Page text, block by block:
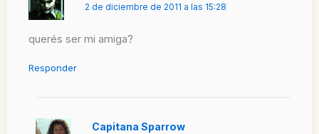
2 de diciembre de 2011 a las 15:28
querés ser mi amiga?
Responder
Capitana Sparrow